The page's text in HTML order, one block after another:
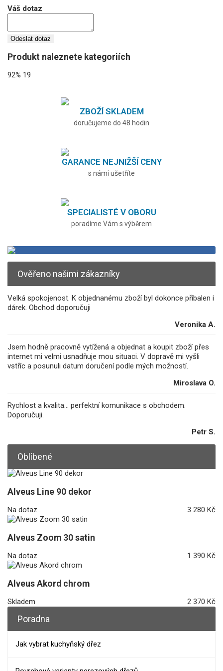
Váš dotaz
Odeslat dotaz
Produkt naleznete kategoriích
92% 19
ZBOŽÍ SKLADEM
doručujeme do 48 hodin
GARANCE NEJNIŽŠÍ CENY
s námi ušetříte
SPECIALISTÉ V OBORU
poradíme Vám s výběrem
Ověřeno našimi zákazníky
Velká spokojenost. K objednanému zboží byl dokonce přibalen i
dárek. Obchod doporučuji
Veronika A.
Jsem hodně pracovně vytížená a objednat a koupit zboží přes
internet mi velmi usnadňuje mou situaci. V dopravě mi vyšli
vstříc a posunuli datum doručení podle mých možností.
Miroslava O.
Rychlost a kvalita... perfektní komunikace s obchodem.
Doporučuji.
Petr S.
Oblíbené
Alveus Line 90 dekor
Na dotaz 3 280 Kč
Alveus Zoom 30 satin
Na dotaz 1 390 Kč
Alveus Akord chrom
Skladem 2 370 Kč
Poradna
Jak vybrat kuchyňský dřez